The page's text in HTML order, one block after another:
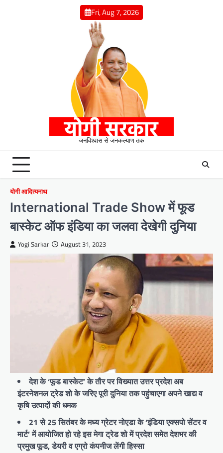
Fri, Aug 7, 2026
जनविश्वास से जनकल्याण तक
योगी आदित्यनाथ
International Trade Show में फूड
बास्केट ऑफ इंडिया का जलवा देखेगी दुनिया
Yogi Sarkar August 31, 2023
देश के ‘फूड बास्केट’ के तौर पर विख्यात उत्तर प्रदेश अब
इंटरनेशनल ट्रेड शो के जरिए पूरी दुनिया तक पहुंचाएगा अपने खाद्य व
कृषि उत्पादों की धमक
21 से 25 सितंबर के मध्य ग्रेटर नोएडा के ‘इंडिया एक्सपो सेंटर व
मार्ट’ में आयोजित हो रहे इस मेगा ट्रेड शो में प्रदेश समेत देशभर की
प्रमुख फूड, डेयरी व एग्रो कंपनीज लेंगी हिस्सा